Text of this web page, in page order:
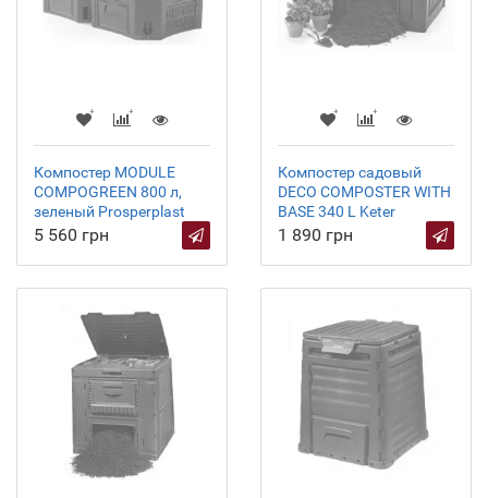
Компостер MODULE
COMPOGREEN 800 л,
зеленый Prosperplast
5 560 грн
Компостер садовый
DECO COMPOSTER WITH
BASE 340 L Keter
1 890 грн